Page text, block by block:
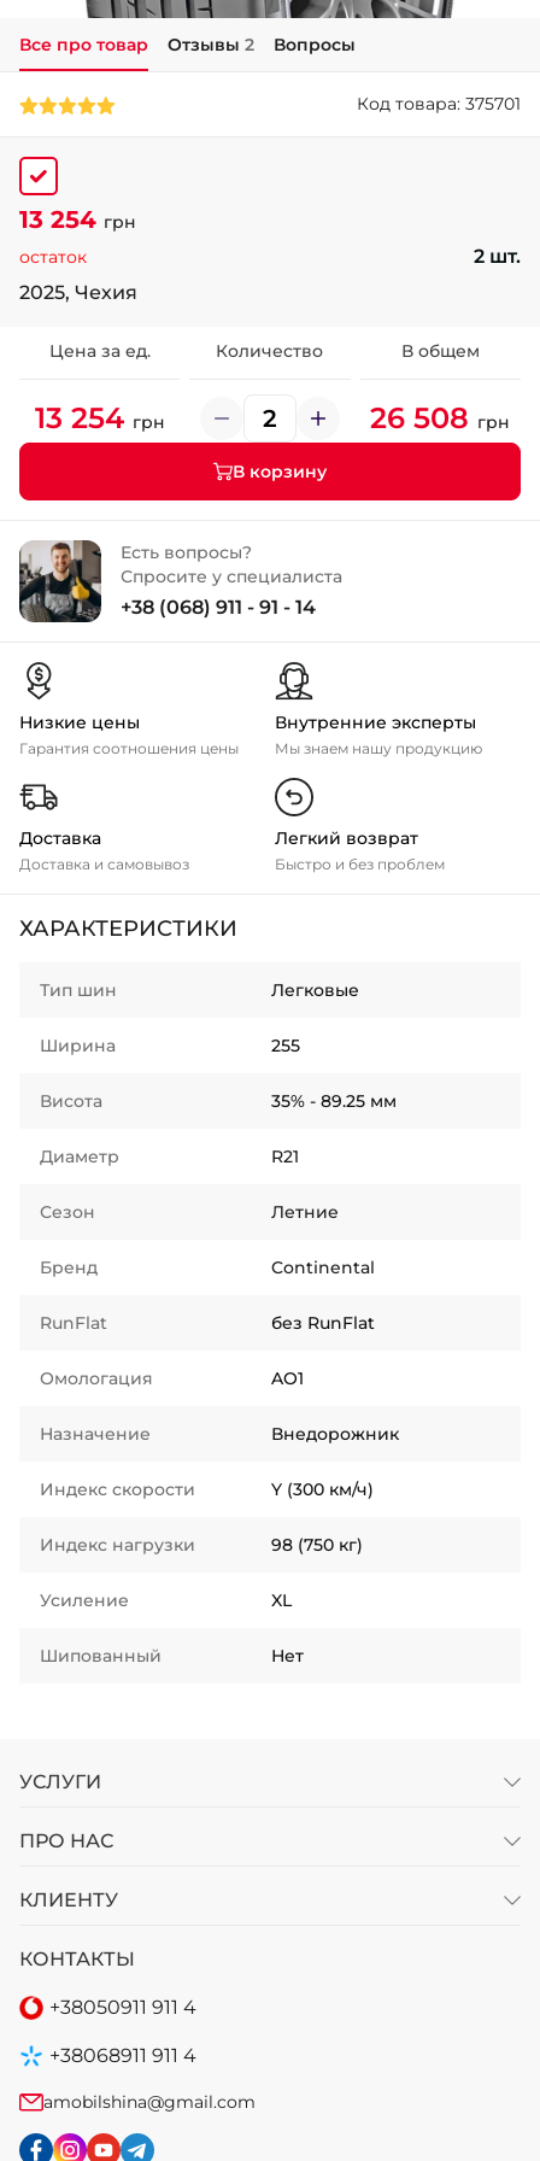
+38 (050)-911-911-2
+38 (099)-643-33-77
Все про товар Отзывы 2 Вопросы
Код товара: 375701
13 254 грн
остаток
2 шт.
2025, Чехия
Цена за ед. Количество В общем
13 254 грн 26 508 грн
В корзину
Есть вопросы?
Спросите у специалиста
+38 (068) 911 - 91 - 14
Низкие цены
Гарантия соотношения цены
Внутренние эксперты
Мы знаем нашу продукцию
Доставка
Доставка и самовывоз
Легкий возврат
Быстро и без проблем
ХАРАКТЕРИСТИКИ
Тип шин Легковые
Ширина 255
Висота 35% - 89.25 мм
Диаметр R21
Сезон Летние
Бренд Continental
RunFlat без RunFlat
Омологация AO1
Назначение Внедорожник
Индекс скорости Y (300 км/ч)
Индекс нагрузки 98 (750 кг)
Усиление XL
Шипованный Нет
УСЛУГИ
ПРО НАС
КЛИЕНТУ
КОНТАКТЫ
+38050911 911 4
+38068911 911 4
amobilshina@gmail.com